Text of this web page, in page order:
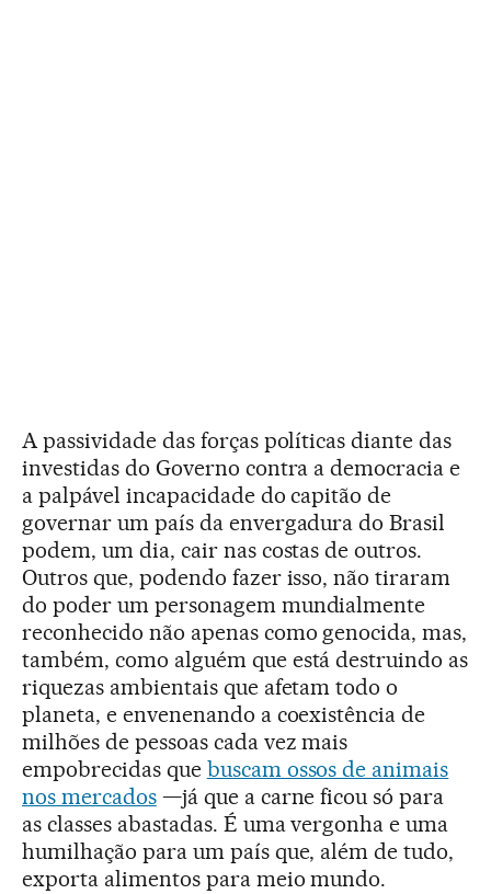
A passividade das forças políticas diante das
investidas do Governo contra a democracia e
a palpável incapacidade do capitão de
governar um país da envergadura do Brasil
podem, um dia, cair nas costas de outros.
Outros que, podendo fazer isso, não tiraram
do poder um personagem mundialmente
reconhecido não apenas como genocida, mas,
também, como alguém que está destruindo as
riquezas ambientais que afetam todo o
planeta, e envenenando a coexistência de
milhões de pessoas cada vez mais
empobrecidas que buscam ossos de animais
nos mercados—já que a carne ficou só para
as classes abastadas. É uma vergonha e uma
humilhação para um país que, além de tudo,
exporta alimentos para meio mundo.